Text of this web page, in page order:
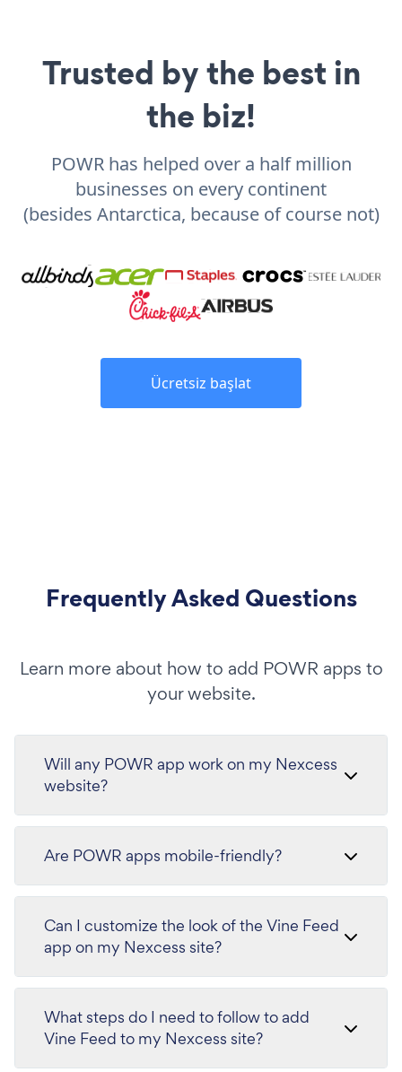
Trusted by the best in
the biz!
POWR has helped over a half million
businesses on every continent
(besides Antarctica, because of course not)
Ücretsiz başlat
Frequently Asked Questions
Learn more about how to add POWR apps to
your website.
Will any POWR app work on my Nexcess
website?
Are POWR apps mobile-friendly?
Can I customize the look of the Vine Feed
app on my Nexcess site?
What steps do I need to follow to add
Vine Feed to my Nexcess site?